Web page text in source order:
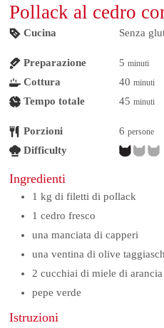
Pollack al cedro
Cucina Senza
Preparazione 5 minuti
Cottura 40 minuti
Tempo totale 45 minuti
Porzioni 6 persone
Difficulty
Ingredienti
1 kg di filetti di pollack
1 cedro fresco
una manciata di capperi
una ventina di olive
2 cucchiai di miele di arancia
pepe verde
Istruzioni